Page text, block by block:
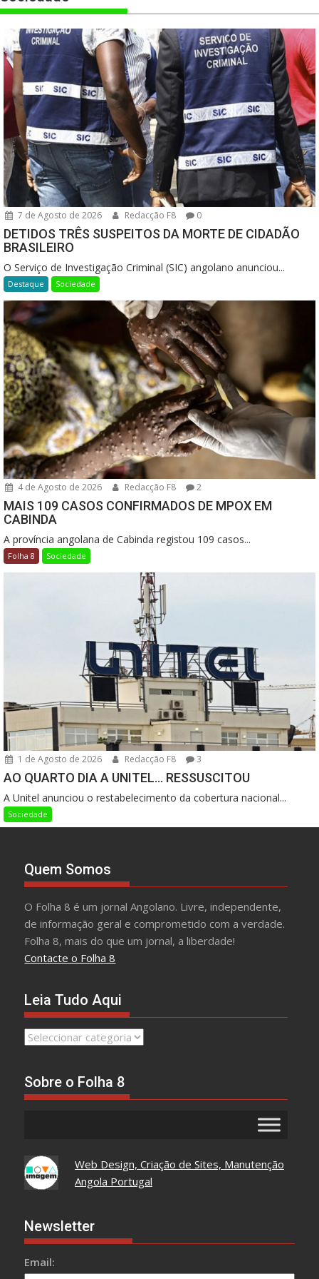
7 de Agosto de 2026 Redacção F8 0
DETIDOS TRÊS SUSPEITOS DA MORTE DE CIDADÃO
BRASILEIRO
O Serviço de Investigação Criminal (SIC) angolano anunciou...
Destaque Sociedade
4 de Agosto de 2026 Redacção F8 2
MAIS 109 CASOS CONFIRMADOS DE MPOX EM
CABINDA
A província angolana de Cabinda registou 109 casos...
Folha 8 Sociedade
1 de Agosto de 2026 Redacção F8 3
AO QUARTO DIA A UNITEL… RESSUSCITOU
A Unitel anunciou o restabelecimento da cobertura nacional...
Sociedade
Quem Somos
O Folha 8 é um jornal Angolano. Livre, independente,
de informação geral e comprometido com a verdade.
Folha 8, mais do que um jornal, a liberdade!
Contacte o Folha 8
Leia Tudo Aqui
Leia
Sobre o Folha 8
Web Design, Criação de Sites, Manutenção
Angola Portugal
Newsletter
Email: